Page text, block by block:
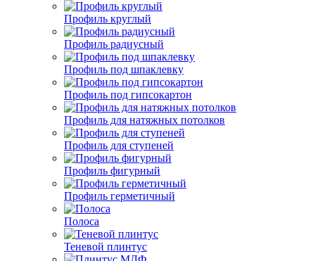
Профиль круглый
Профиль радиусный
Профиль под шпаклевку
Профиль под гипсокартон
Профиль для натяжных потолков
Профиль для ступеней
Профиль фигурный
Профиль герметичный
Полоса
Теневой плинтус